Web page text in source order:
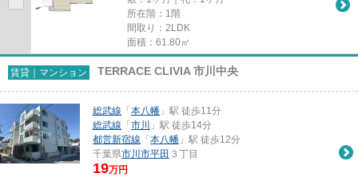
所在階：1階
間取り：2LDK
面積：61.80㎡
賃貸｜マンション TERRACE CLIVIA 市川中央
総武線 「 本八幡 」駅 徒歩11分
総武線 「 市川
」駅 徒歩14分
都営新宿線 「 本八幡 」駅 徒歩12分
千葉県市川市平田 ３丁目
19万円